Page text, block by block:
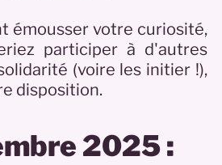
émousser votre curiosité,
participer à d'autres
(voire les initier !),
disposition.
2025 :